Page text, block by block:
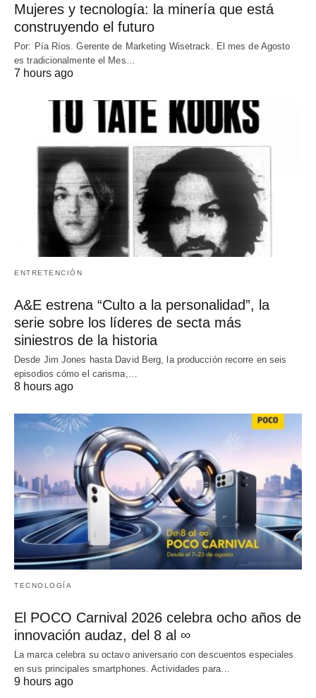
Mujeres y tecnología: la minería que está
construyendo el futuro
Por: Pía Ríos. Gerente de Marketing Wisetrack. El mes de Agosto
es tradicionalmente el Mes…
7 hours ago
ENTRETENCIÓN
A&E estrena “Culto a la personalidad”, la
serie sobre los líderes de secta más
siniestros de la historia
Desde Jim Jones hasta David Berg, la producción recorre en seis
episodios cómo el carisma,…
8 hours ago
TECNOLOGÍA
El POCO Carnival 2026 celebra ocho años de
innovación audaz, del 8 al ∞
La marca celebra su octavo aniversario con descuentos especiales
en sus principales smartphones. Actividades para…
9 hours ago